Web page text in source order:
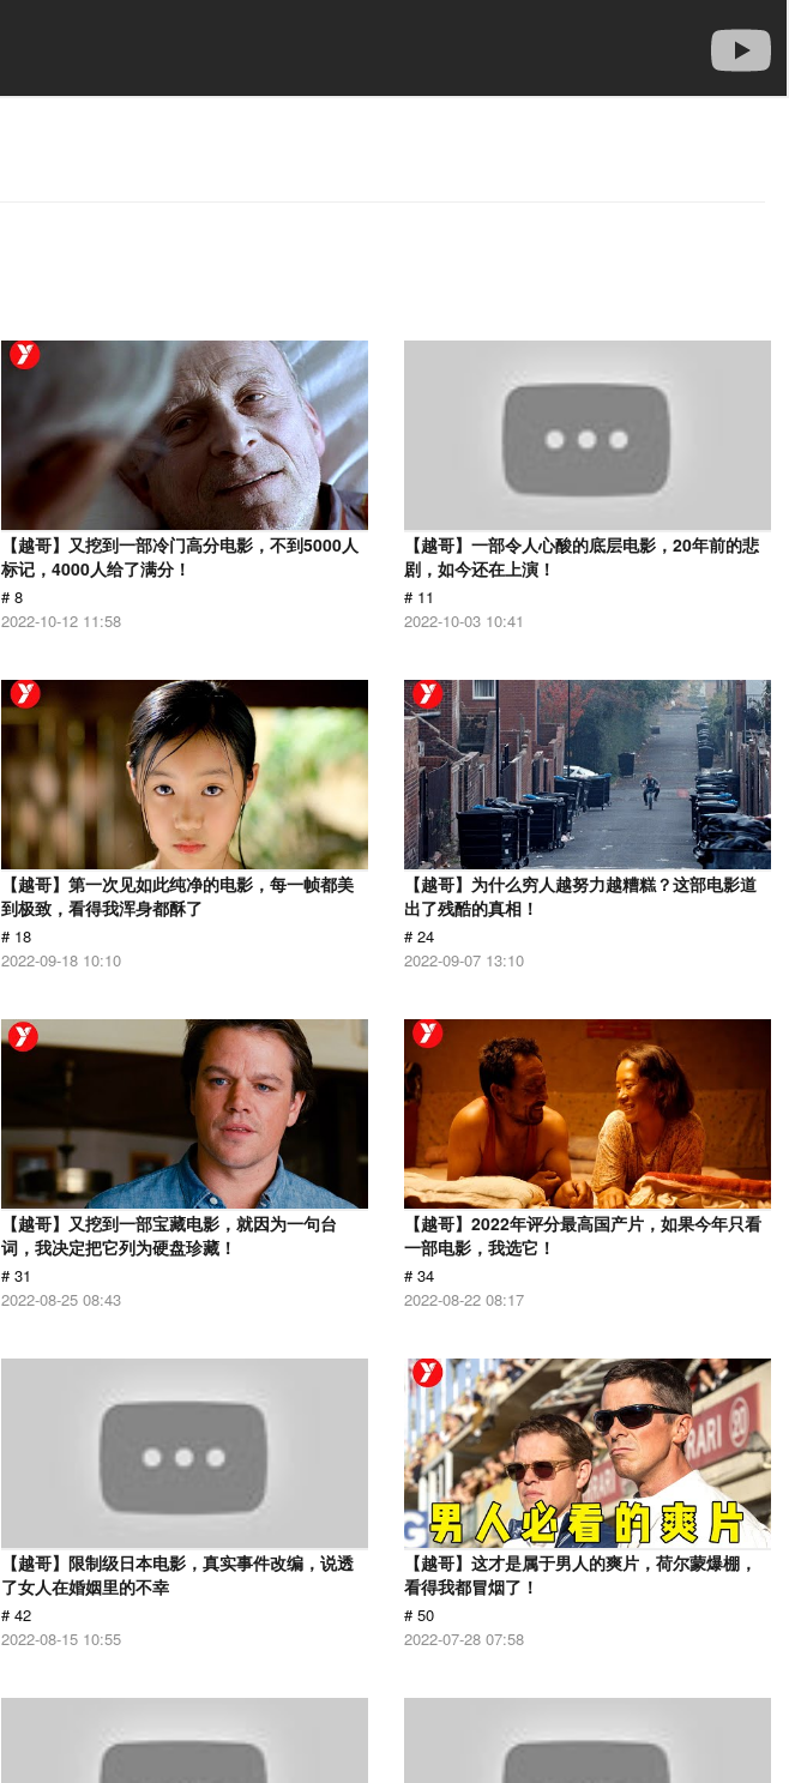
【越哥】又挖到一部冷门高分电影，不到5000人
标记，4000人给了满分！
# 8
2022-10-12 11:58
【越哥】一部令人心酸的底层电影，20年前的悲
剧，如今还在上演！
# 11
2022-10-03 10:41
【越哥】第一次见如此纯净的电影，每一帧都美
到极致，看得我浑身都酥了
# 18
2022-09-18 10:10
【越哥】为什么穷人越努力越糟糕？这部电影道
出了残酷的真相！
# 24
2022-09-07 13:10
【越哥】又挖到一部宝藏电影，就因为一句台
词，我决定把它列为硬盘珍藏！
# 31
2022-08-25 08:43
【越哥】2022年评分最高国产片，如果今年只看
一部电影，我选它！
# 34
2022-08-22 08:17
【越哥】限制级日本电影，真实事件改编，说透
了女人在婚姻里的不幸
# 42
2022-08-15 10:55
【越哥】这才是属于男人的爽片，荷尔蒙爆棚，
看得我都冒烟了！
# 50
2022-07-28 07:58